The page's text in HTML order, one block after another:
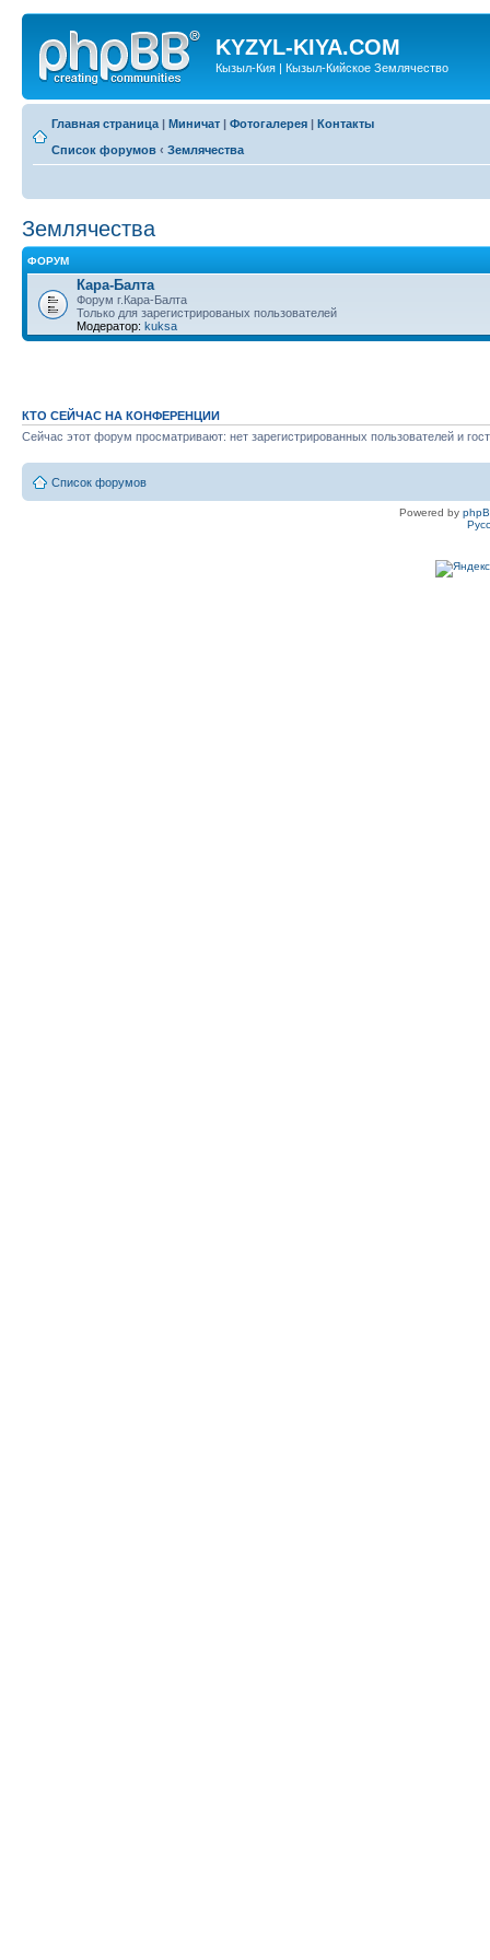
KYZYL-KIYA.COM
Кызыл-Кия | Кызыл-Кийское Землячество
Главная страница | Миничат | Фотогалерея | Контакты
Список форумов ‹ Землячества
Землячества
ФОРУМ
Кара-Балта
Форум г.Кара-Балта
Только для зарегистрированых пользователей
Модератор: kuksa
КТО СЕЙЧАС НА КОНФЕРЕНЦИИ
Сейчас этот форум просматривают: нет зарегистрированных пользователей и
Список форумов
Powered by